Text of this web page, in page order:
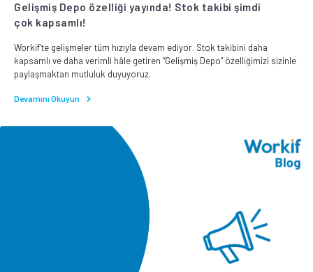
Gelişmiş Depo özelliği yayında! Stok takibi şimdi
çok kapsamlı!
Workif’te gelişmeler tüm hızıyla devam ediyor. Stok takibini daha
kapsamlı ve daha verimli hâle getiren “Gelişmiş Depo” özelliğimizi sizinle
paylaşmaktan mutluluk duyuyoruz.
Devamını Okuyun